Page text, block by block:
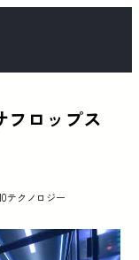
フロップス
テクノロジー